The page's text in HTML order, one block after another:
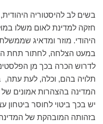
בשים לב להיסטוריה
חזקה למדינת לאום משלו
היהודי. מוזר ומדאיג
במעט הצלחה, לחתור תחת
לדרוש הכרה בכך מן
תלויה בהם, וכלה, לעת עתה,
המדינה בהצהרות אמונים
יש בכך ביטוי לחוסר ביטחון
בזהותה המובהקת של